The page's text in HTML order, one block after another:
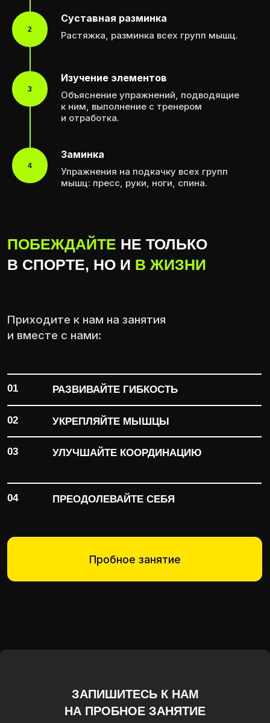
2
Суставная разминка
Растяжка, разминка всех групп мышц.
3
Изучение элементов
Объяснение упражнений, подводящие
к ним, выполнение с тренером
и отработка.
4
Заминка
Упражнения на подкачку всех групп
мышц: пресс, руки, ноги, спина.
ЗАПИШИТЕСЬ К НАМ
НА ПРОБНОЕ ЗАНЯТИЕ
НАША МИССИЯ— СОЗДАТЬ
ПСИХОЛОГИЧЕСКИЙ КОМФОРТ
ИХ К РОСТУ, В ПЕРВУЮ ОЧЕРЕДЬ,
НАД СОБОЙ
НАШИ СПОРТСМЕНЫ